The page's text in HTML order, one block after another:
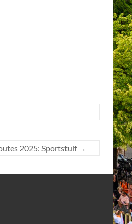
2025: Sportstuif →